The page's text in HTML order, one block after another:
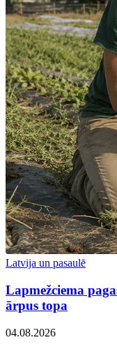
Latvija un pasaulē
Lapmežciema
ārpus topa
04.08.2026